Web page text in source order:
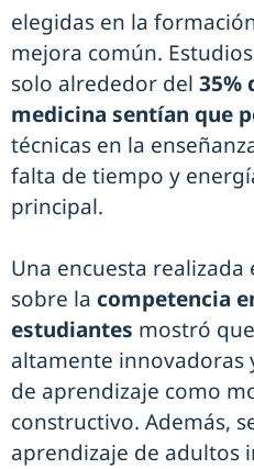
elegidas en la
mejora común.
solo alrededor del 35%
medicina sentían que
técnicas en la
falta de tiempo y
principal.
Una encuesta realizada
sobre la competencia
estudiantes mostró
altamente innovadoras
de aprendizaje como
constructivo. Además,
aprendizaje de adultos